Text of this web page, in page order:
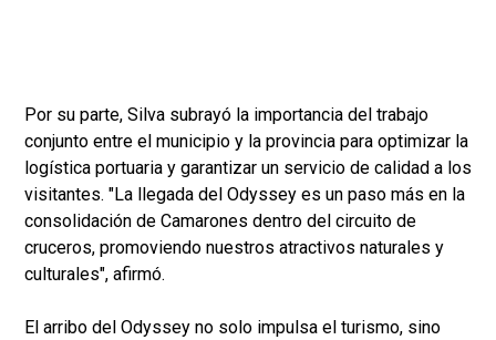
Por su parte, Silva subrayó la importancia del trabajo
conjunto entre el municipio y la provincia para optimizar la
logística portuaria y garantizar un servicio de calidad a los
visitantes. "La llegada del Odyssey es un paso más en la
consolidación de Camarones dentro del circuito de
cruceros, promoviendo nuestros atractivos naturales y
culturales", afirmó.
El arribo del Odyssey no solo impulsa el turismo, sino